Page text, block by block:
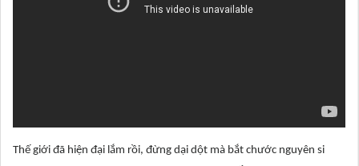
Thế giới đã hiện đại lắm rồi, đừng dại dột mà bắt chước nguyên si